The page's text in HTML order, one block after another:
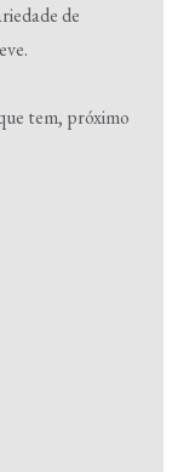
de
tem, próximo